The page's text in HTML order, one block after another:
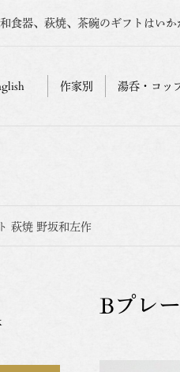
食器、萩焼、茶碗のギフトはいか
作家別 湯呑・コッ
萩焼 野坂和左作
Bプレ